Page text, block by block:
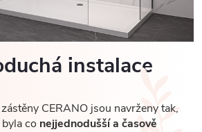
instalace
CERANO jsou navrženy tak,
co nejjednodušší a časově